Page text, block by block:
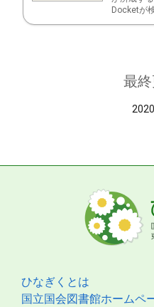
Docketが
最
ひなぎくとは
国立国会図書館ホームペ